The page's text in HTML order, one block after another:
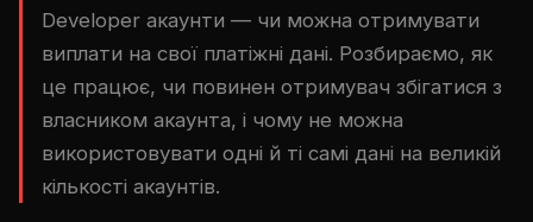
Developer акаунти — чи можна отримувати
виплати на свої платіжні дані. Розбираємо, як
це працює, чи повинен отримувач збігатися з
власником акаунта, і чому не можна
використовувати одні й ті самі дані на великій
кількості акаунтів.